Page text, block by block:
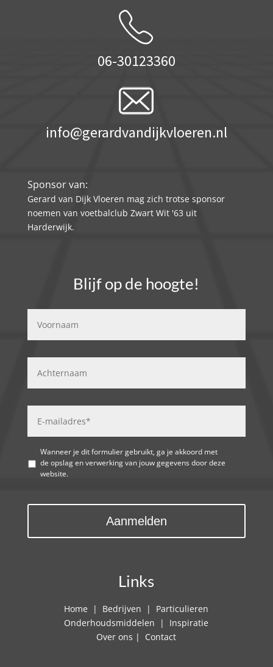
06-30123360
info@gerardvandijkvloeren.nl
Sponsor van:
Gerard van Dijk Vloeren mag zich trotse sponsor
noemen van voetbalclub Zwart Wit '63 uit
Harderwijk.
Blijf op de hoogte!
Wanneer je dit formulier gebruikt, ga je akkoord met
de opslag en verwerking van jouw gegevens door deze
website.
Links
Home | Bedrijven | Particulieren
Onderhoudsmiddelen | Inspiratie
Over ons | Contact